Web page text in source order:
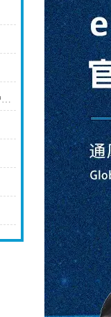
风机卡滞故障原因剖析及预防维护技巧